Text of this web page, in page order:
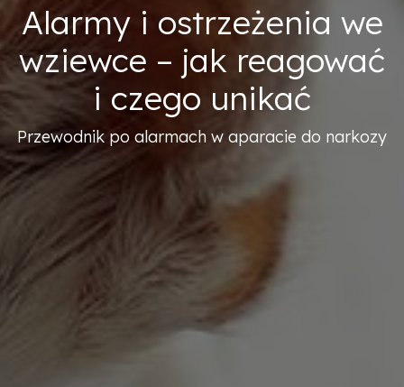
Alarmy i ostrzeżenia we
wziewce – jak reagować
i czego unikać
Przewodnik po alarmach w aparacie do narkozy